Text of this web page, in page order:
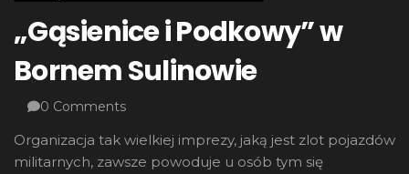
„Gąsienice i Podkowy” w
Bornem Sulinowie
0 Comments
Organizacja tak wielkiej imprezy, jaką jest zlot pojazdów
militarnych, zawsze powoduje u osób tym się